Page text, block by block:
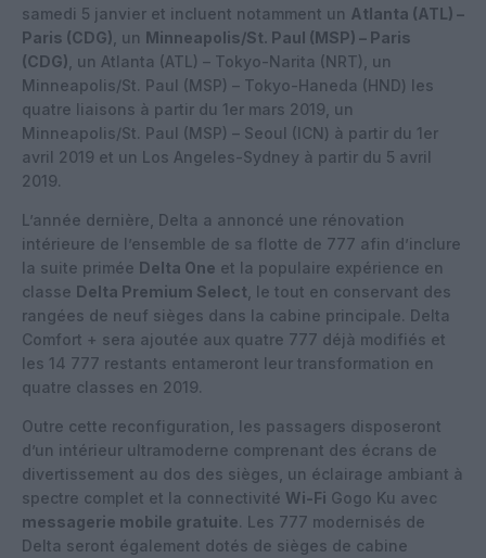
samedi 5 janvier et incluent notamment un Atlanta (ATL) –
Paris (CDG) , un Minneapolis/St. Paul (MSP) – Paris
(CDG) , un Atlanta (ATL) – Tokyo-Narita (NRT), un
Minneapolis/St. Paul (MSP) – Tokyo-Haneda (HND) les
quatre liaisons à partir du 1er mars 2019, un
Minneapolis/St. Paul (MSP) – Seoul (ICN) à partir du 1er
avril 2019 et un Los Angeles-Sydney à partir du 5 avril
2019.
L’année dernière, Delta a annoncé une rénovation
intérieure de l’ensemble de sa flotte de 777 afin d’inclure
la suite primée Delta One et la populaire expérience en
classe Delta Premium Select , le tout en conservant des
rangées de neuf sièges dans la cabine principale. Delta
Comfort + sera ajoutée aux quatre 777 déjà modifiés et
les 14 777 restants entameront leur transformation en
quatre classes en 2019.
Outre cette reconfiguration, les passagers disposeront
d’un intérieur ultramoderne comprenant des écrans de
divertissement au dos des sièges, un éclairage ambiant à
spectre complet et la connectivité Wi-Fi Gogo Ku avec
messagerie mobile gratuite. Les 777 modernisés de
Delta seront également dotés de sièges de cabine